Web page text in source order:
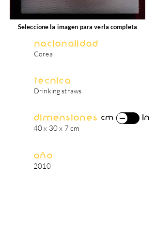
Seleccione la imagen para verla completa
Nacionalidad
Corea
Técnica
Drinking straws
Dimensiones
40 x 30 x 7 cm
cm in
Año
2010